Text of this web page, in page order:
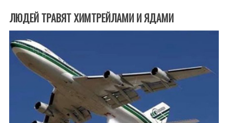
ЛЮДЕЙ ТРАВЯТ ХИМТРЕЙЛАМИ И ЯДАМИ